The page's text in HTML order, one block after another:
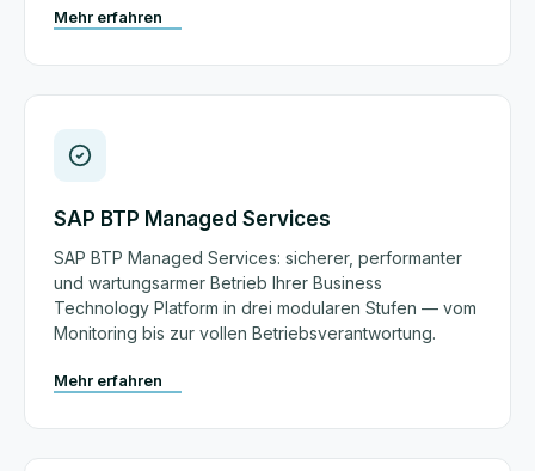
Mehr erfahren
SAP BTP Managed Services
SAP BTP Managed Services: sicherer, performanter
und wartungsarmer Betrieb Ihrer Business
Technology Platform in drei modularen Stufen — vom
Monitoring bis zur vollen Betriebsverantwortung.
Mehr erfahren